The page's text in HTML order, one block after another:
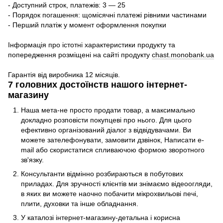
- Доступний строк, платежів: 3 — 25
- Порядок погашення: щомісячні платежі рівними частинами
- Перший платіж у момент оформлення покупки
Інформація про істотні характеристики продукту та
попередження розміщені на сайті продукту chast.monobank.ua
Гарантія від виробника 12 місяців.
7 головних достоїнств нашого інтернет-
магазину
Наша мета-не просто продати товар, а максимально
докладно розповісти покупцеві про нього. Для цього
ефективно організований діалог з відвідувачами. Ви
можете зателефонувати, замовити дзвінок, Написати e-
mail або скористатися спливаючою формою зворотного
зв'язку.
Консультанти відмінно розбираються в побутових
приладах. Для зручності клієнтів ми знімаємо відеоогляди,
в яких ви можете наочно побачити мікрохвильові печі,
плити, духовки та інше обладнання.
У каталозі інтернет-магазину-детальна і корисна